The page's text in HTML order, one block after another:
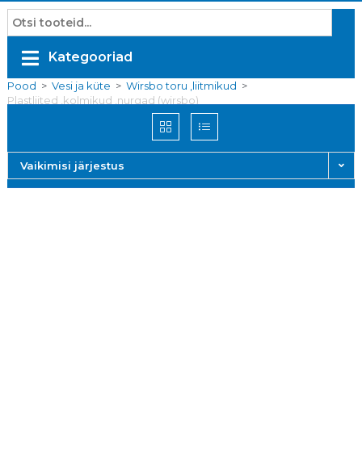
Kategooriad
Pood > Vesi ja küte > Wirsbo toru ,liitmikud >
Plastliited ,kolmikud ,nurgad (wirsbo)
Vaikimisi järjestus